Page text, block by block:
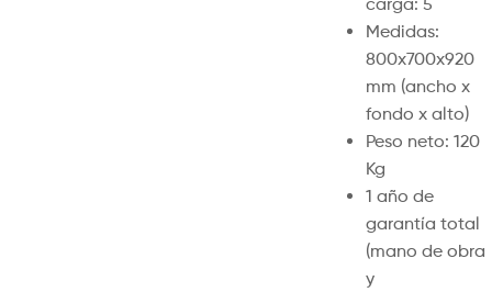
Medidas:
800x700x920
mm (ancho x
fondo x alto)
Peso neto: 120
Kg
1 año de
garantía total
(mano de obra
y